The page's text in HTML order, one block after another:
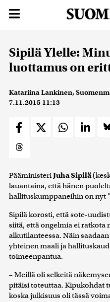
Sipilä Ylelle:
luottamus on
Katariina Lankinen,
7.11.2015 11:13
PääministeriJuha Sipilä
lauantaina, että hänen
hallituskumppaneihin on nyt
Sipilä korosti, että sote-
siitä, että ongelmia ei ratkota
alkutilanteessa. Näin
yhteinen maali ja
toimeenpantua.
– Meillä oli selkeitä
pitäisi toteuttaa. Kipukohdat
koska julkisuus oli tässä